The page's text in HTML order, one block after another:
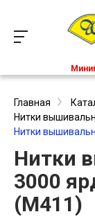
Главная
Нитки
Нитки
Нитки
3000
(M411)